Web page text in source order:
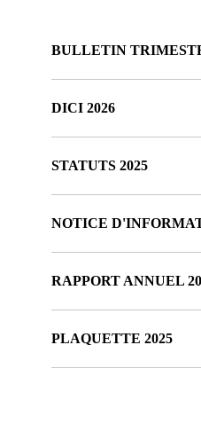
BULLETIN
DICI 2026
STATUTS 2025
NOTICE
RAPPORT ANNUEL
PLAQUETTE 2025